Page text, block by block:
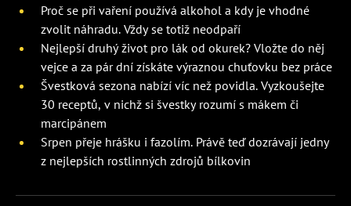
Proč se při vaření používá alkohol a kdy je vhodné
zvolit náhradu. Vždy se totiž neodpaří
Nejlepší druhý život pro lák od okurek? Vložte do něj
vejce a za pár dní získáte výraznou chuťovku bez práce
Švestková sezona nabízí víc než povidla. Vyzkoušejte
30 receptů, v nichž si švestky rozumí s mákem či
marcipánem
Srpen přeje hrášku i fazolím. Právě teď dozrávají jedny
z nejlepších rostlinných zdrojů bílkovin